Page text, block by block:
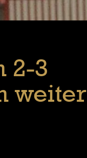
2-3
weiter